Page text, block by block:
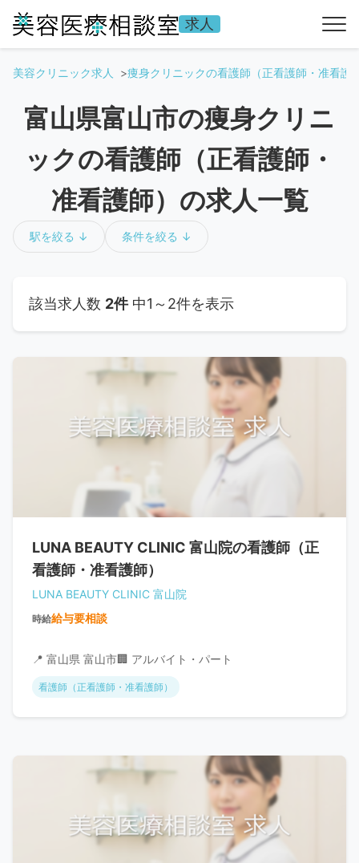
求人
美容クリニック求人 痩身クリニックの看護師（正看護師・准看護
富山県富山市の痩身クリニ
ックの看護師（正看護師・
准看護師）の求人一覧
駅を絞る ↓ 条件を絞る ↓
該当求人数 2件中1～2件を表示
LUNA BEAUTY CLINIC 富山院の看護師（正
看護師・准看護師）
LUNA BEAUTY CLINIC 富山院
時給給与要相談
📍 富山県 富山市🏢 アルバイト・パート
看護師（正看護師・准看護師）